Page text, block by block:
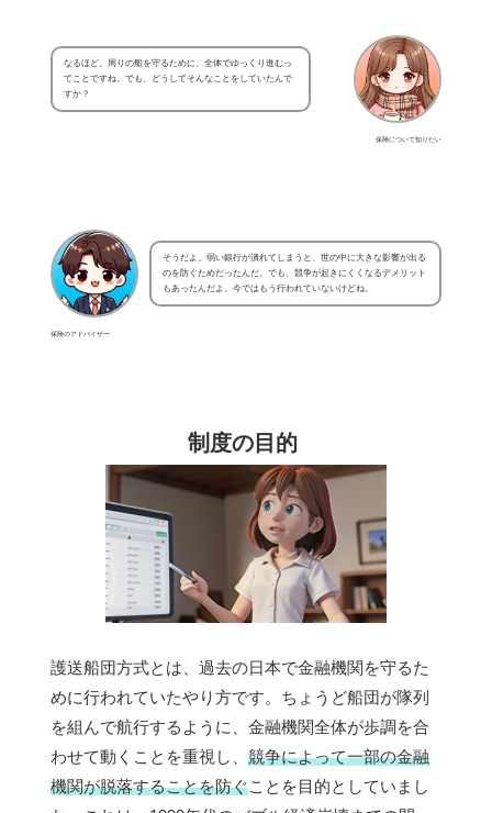
保険について知りたい
なるほど。周りの船を守るために、全体でゆっくり進むっ
てことですね。でも、どうしてそんなことをしていたんで
すか？
保険のアドバイザー
そうだよ。弱い銀行が潰れてしまうと、世の中に大きな影響が出る
のを防ぐためだったんだ。でも、競争が起きにくくなるデメリット
もあったんだよ。今ではもう行われていないけどね。
制度の目的
護送船団方式とは、過去の日本で金融機関を守るた
めに行われていたやり方です。ちょうど船団が隊列
を組んで航行するように、金融機関全体が歩調を合
わせて動くことを重視し、 競争によって一部の金融
機関が脱落することを防ぐことを目的としていまし